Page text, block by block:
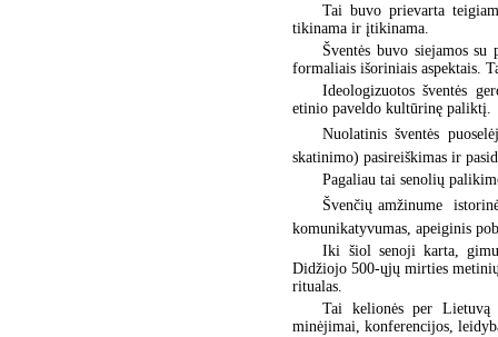
Tai buvo prievarta
tikinama ir įtikinama.
Šventės buvo siejamos
formaliais išoriniais aspektais.
Ideologizuotos šventės
etinio paveldo kultūrinę paliktį.
Nuolatinis šventės
skatinimo) pasireiškimas ir
Pagaliau tai senolių
Švenčių amžinume 
komunikatyvumas, apeiginis
Iki šiol senoji karta,
Didžiojo 500-ųjų mirties
ritualas.
Tai kelionės per Lietuvą
minėjimai, konferencijos,